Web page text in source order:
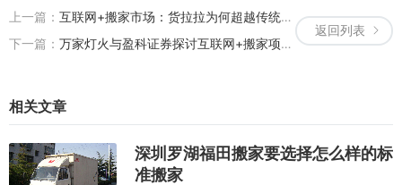
返回列表
上一篇： 互联网+搬家市场：货拉拉为何超越传统巨头蚂蚁搬家？
下一篇： 万家灯火与盈科证券探讨互联网+搬家项目资本化可行性
相关文章
深圳罗湖福田搬家要选择怎么样的标
准搬家